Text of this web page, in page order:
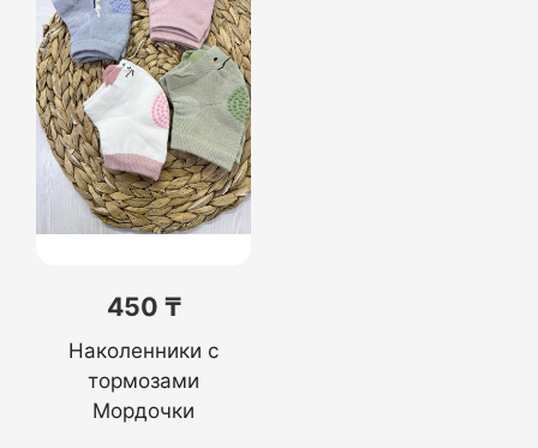
450 ₸
Наколенники с
тормозами
Мордочки